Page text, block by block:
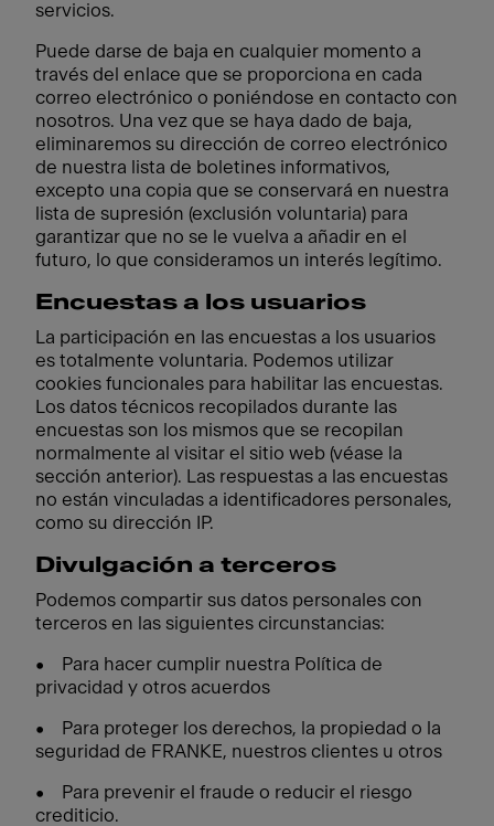
servicios.
Puede darse de baja en cualquier momento a
través del enlace que se proporciona en cada
correo electrónico o poniéndose en contacto con
nosotros. Una vez que se haya dado de baja,
eliminaremos su dirección de correo electrónico
de nuestra lista de boletines informativos,
excepto una copia que se conservará en nuestra
lista de supresión (exclusión voluntaria) para
garantizar que no se le vuelva a añadir en el
futuro, lo que consideramos un interés legítimo.
Encuestas a los usuarios
La participación en las encuestas a los usuarios
es totalmente voluntaria. Podemos utilizar
cookies funcionales para habilitar las encuestas.
Los datos técnicos recopilados durante las
encuestas son los mismos que se recopilan
normalmente al visitar el sitio web (véase la
sección anterior). Las respuestas a las encuestas
no están vinculadas a identificadores personales,
como su dirección IP.
Divulgación a terceros
Podemos compartir sus datos personales con
terceros en las siguientes circunstancias:
• Para hacer cumplir nuestra Política de
privacidad y otros acuerdos
• Para proteger los derechos, la propiedad o la
seguridad de FRANKE, nuestros clientes u otros
• Para prevenir el fraude o reducir el riesgo
crediticio.